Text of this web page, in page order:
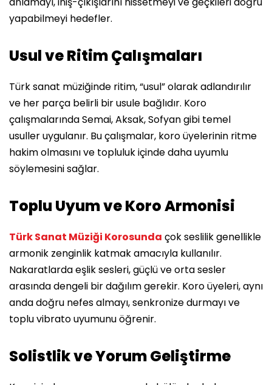
yapabilmeyi hedefler.
Usul ve Ritim Çalışmaları
Türk sanat müziğinde ritim, “usul” olarak adlandırılır
ve her parça belirli bir usule bağlıdır. Koro
çalışmalarında Semai, Aksak, Sofyan gibi temel
usuller uygulanır. Bu çalışmalar, koro üyelerinin ritme
hakim olmasını ve topluluk içinde daha uyumlu
söylemesini sağlar.
Toplu Uyum ve Koro Armonisi
Türk Sanat Müziği Korosunda çok seslilik genellikle
armonik zenginlik katmak amacıyla kullanılır.
Nakaratlarda eşlik sesleri, güçlü ve orta sesler
arasında dengeli bir dağılım gerekir. Koro üyeleri, aynı
anda doğru nefes almayı, senkronize durmayı ve
toplu vibrato uyumunu öğrenir.
Solistlik ve Yorum Geliştirme